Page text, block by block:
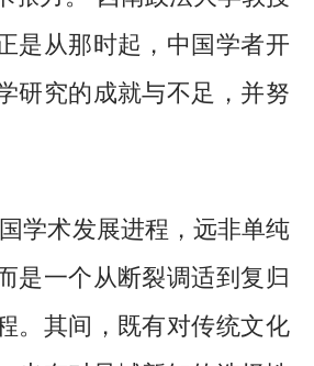
是从那时起，中国学者开
研究的成就与不足，并努
术发展进程，远非单纯
是一个从断裂调适到复归
。其间，既有对传统文化